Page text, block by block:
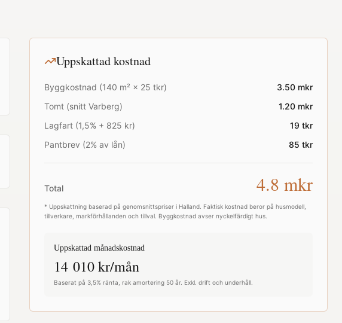
Uppskattad kostnad
Byggkostnad (140 m² × 25 tkr) 3.50mkr
Tomt (snitt Varberg) 1.20mkr
Lagfart (1,5% + 825 kr)
19 tkr
Pantbrev (2% av lån)
85 tkr
Total 4.8 mkr
* Uppskattning baserad på genomsnittspriser i Halland. Faktisk kostnad beror på husmodell,
tillverkare, markförhållanden och tillval. Byggkostnad avser nyckelfärdigt hus.
Uppskattad månadskostnad
14 010kr/mån
Baserat på 3,5% ränta, rak amortering 50 år. Exkl. drift och underhåll.